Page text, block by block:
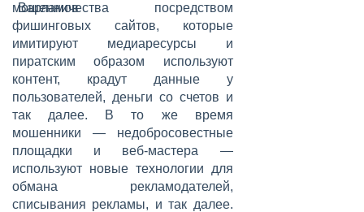
мошенничества посредством
фишинговых сайтов, которые
имитируют медиаресурсы и
пиратским образом используют
контент, крадут данные у
пользователей, деньги со счетов и
так далее. В то же время
мошенники — недобросовестные
площадки и веб-мастера —
используют новые технологии для
обмана рекламодателей,
списывания рекламы, и так далее.